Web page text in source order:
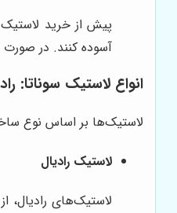
پیش از خرید
آسوده کنند. در صورت
انواع لاستیک سوناتا:
لاستیک‌ها بر اساس نوع
لاستیک رادیال
لاستیک‌های رادیال،